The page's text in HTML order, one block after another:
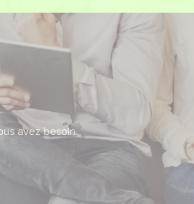
avez besoin.